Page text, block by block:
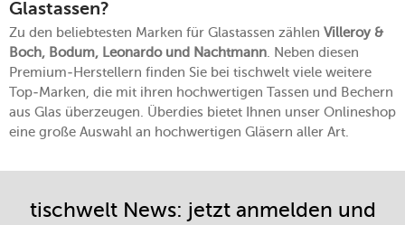
Glastassen?
Zu den beliebtesten Marken für Glastassen zählen Villeroy &
Boch, Bodum, Leonardo und Nachtmann. Neben diesen
Premium-Herstellern finden Sie bei tischwelt viele weitere
Top-Marken, die mit ihren hochwertigen Tassen und Bechern
aus Glas überzeugen. Überdies bietet Ihnen unser Onlineshop
eine große Auswahl an hochwertigen Gläsern aller Art.
tischwelt News: jetzt anmelden und